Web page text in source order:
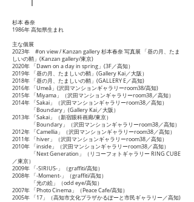
杉本 春奈
1986年 高知県生まれ
主な個展
2023年 #on view / Kanzan gallery 杉本春奈 写真展 「昼の月、たま
しいの鞘」(Kanzan gallery/東京)
2020年 「Dawn on a day in spring」(3F／高知）
2019年 「昼の月、たましいの鞘」(Gallery Kai／大阪）
2018年 「昼の月、たましいの鞘」(GALLERY E／高知)
2016年 「Umeå」(沢田マンションギャラリーroom38/高知)
2015年 「Miyama 」
（沢田マンションギャラリーroom38／高知）
2014年 「Sakai」
（沢田マンションギャラリーroom38／高知）
「Boundary」(Gallery Kai／大阪）
2013年 「Sakai」（新宿眼科画廊/東京）
「Boundary」（沢田マンションギャラリーroom38／高知）
2012年 「Camellia」（沢田マンションギャラリーroom38／高知）
2011年 「hiver」（沢田マンションギャラリーroom38／高知）
2010年 「inside」（沢田マンションギャラリーroom38／高知）
「Next Generation」（リコーフォトギャラリー RING CUBE
／東京）
2009年 「-SIRIUS-」（graffiti/高知）
2008年 「-Moment-」（graffiti/高知）
「光の絵」（odd eye/高知）
2007年 「Photo Cinema」（Peace Cafe/高知）
2005年 「17」（高知市文化プラザかるぽーと市民ギャラリー／高知)